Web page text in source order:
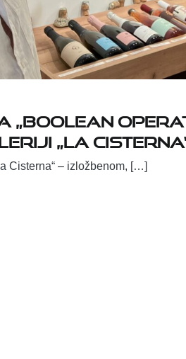
„La
Cisterna“ – izložbenom, […]